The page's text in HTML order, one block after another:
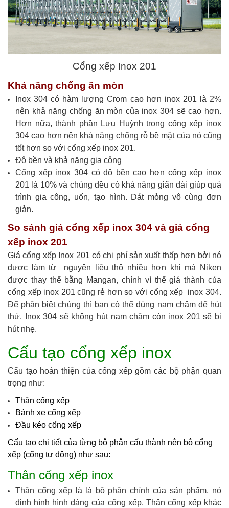
Cổng xếp Inox 201
Khả năng chống ăn mòn
Inox 304 có hàm lượng Crom cao hơn inox 201 là 2%
nên khả năng chống ăn mòn của inox 304 sẽ cao hơn.
Hơn nữa, thành phần Lưu Huỳnh trong cổng xếp inox
304 cao hơn nên khả năng chống rỗ bề mặt của nó cũng
tốt hơn so với cổng xếp inox 201.
Độ bền và khả năng gia công
Cổng xếp inox 304 có độ bền cao hơn cổng xếp inox
201 là 10% và chúng đều có khả năng giãn dài giúp quá
trình gia công, uốn, tạo hình. Dát mỏng vô cùng đơn
giản.
So sánh giá cổng xếp inox 304 và giá cổng
xếp inox 201
Giá cổng xếp Inox 201 có chi phí sản xuất thấp hơn bởi nó
được làm từ nguyên liệu thô nhiều hơn khi mà Niken
được thay thế bằng Mangan, chính vì thế giá thành của
cổng xếp inox 201 cũng rẻ hơn so với cổng xếp inox 304.
Để phân biệt chúng thì bạn có thể dùng nam châm để hút
thử. Inox 304 sẽ không hút nam châm còn inox 201 sẽ bị
hút nhẹ.
Cấu tạo cổng xếp inox
Cấu tạo hoàn thiện của cổng xếp gồm các bộ phận quan
trọng như:
Thân cổng xếp
Bánh xe cổng xếp
Đầu kéo cổng xếp
Cấu tạo chi tiết của từng bộ phận cấu thành nên bộ cổng
xếp (cổng tự động) như sau:
Thân cổng xếp inox
Thân cổng xếp là là bộ phận chính của sản phẩm, nó
định hình hình dáng của cổng xếp. Thân cổng xếp khác